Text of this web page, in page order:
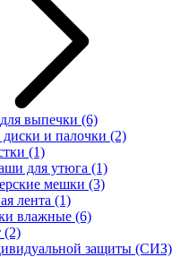
выпечки (6)
и палочки (2)
(1)
для утюга (1)
мешки (3)
лента (1)
влажные (6)
(2)
защиты (СИЗ)